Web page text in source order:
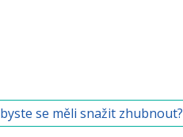
se měli snažit zhubnout?